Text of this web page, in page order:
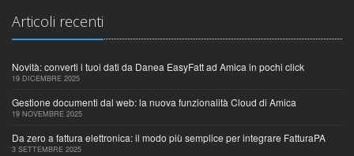
Articoli recenti
Novità: converti i tuoi dati da Danea EasyFatt ad Amica in pochi click
19 DICEMBRE 2025
Gestione documenti dal web: la nuova funzionalità Cloud di Amica
19 NOVEMBRE 2025
Da zero a fattura elettronica: il modo più semplice per integrare FatturaPA
3 SETTEMBRE 2025